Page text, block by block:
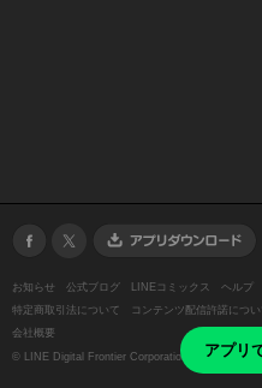
アプリ
お知らせ 公式ブログ LINEコミックス ヘルプ
特定商取引法について
コンテンツ配信許諾につい
会社概要
© LINE Digital Frontier Corporation